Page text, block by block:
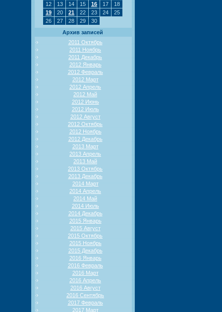
12
13 14 15 16 17
18
19
20 21 22 23 24
25
26
27 28 29
30
Архив записей
2011 Октябрь
2011 Ноябрь
2011 Декабрь
2012 Январь
2012 Февраль
2012 Март
2012 Апрель
2012 Май
2012 Июнь
2012 Июль
2012 Август
2012 Октябрь
2012 Ноябрь
2012 Декабрь
2013 Март
2013 Апрель
2013 Май
2013 Октябрь
2013 Декабрь
2014 Март
2014 Апрель
2014 Май
2014 Июль
2014 Декабрь
2015 Январь
2015 Август
2015 Октябрь
2015 Ноябрь
2015 Декабрь
2016 Январь
2016 Февраль
2016 Март
2016 Апрель
2016 Август
2016 Сентябрь
2017 Февраль
2017 Март